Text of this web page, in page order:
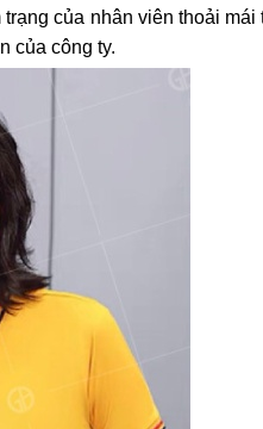
của nhân viên thoải mái
của công ty.